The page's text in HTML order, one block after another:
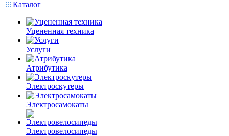
Каталог
Уцененная техника
Услуги
Атрибутика
Электроскутеры
Электросамокаты
Электровелосипеды